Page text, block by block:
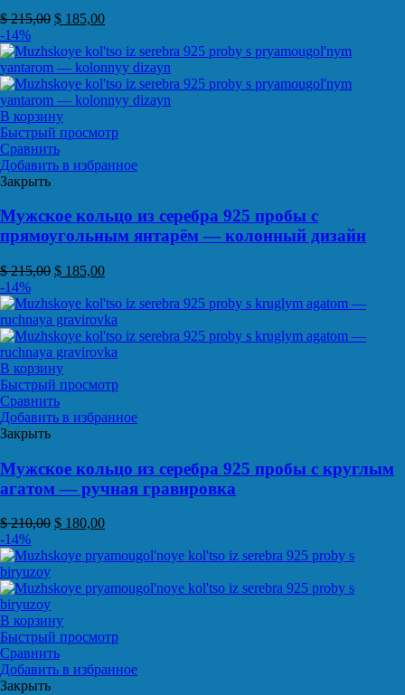
$215,00 $ 185,00
-14%
В корзину
Быстрый просмотр
Сравнить
Добавить в избранное
Закрыть
Мужское кольцо из серебра 925 пробы с
прямоугольным янтарём — колонный дизайн
$215,00 $ 185,00
-14%
В корзину
Быстрый просмотр
Сравнить
Добавить в избранное
Закрыть
Мужское кольцо из серебра 925 пробы с круглым
агатом — ручная гравировка
$210,00 $ 180,00
-14%
В корзину
Быстрый просмотр
Сравнить
Добавить в избранное
Закрыть